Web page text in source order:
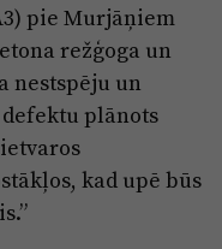
pie Murjāņiem
režģoga un
nestspēju un
plānots
kad upē būs